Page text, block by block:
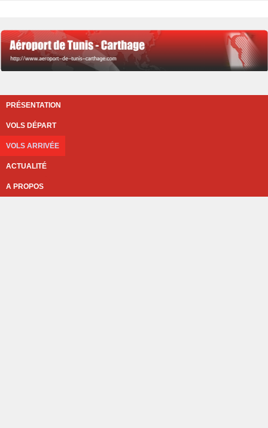
PRÉSENTATION
VOLS DÉPART
VOLS ARRIVÉE
ACTUALITÉ
A PROPOS